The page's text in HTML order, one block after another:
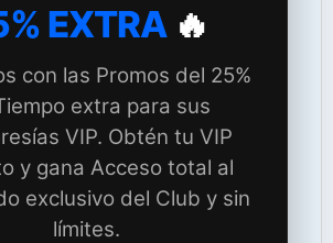
EXTRA🔥
con las Promos del 25%
extra para sus
VIP. Obtén tu VIP
y gana Acceso total al
exclusivo del Club y sin
límites.